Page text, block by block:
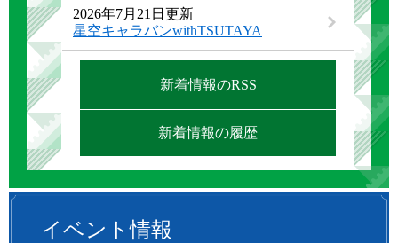
2026年7月21日更新
星空キャラバンwithTSUTAYA
新着情報のRSS
新着情報の履歴
イベント情報